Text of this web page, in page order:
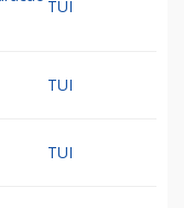
TUI
TUI
TUI